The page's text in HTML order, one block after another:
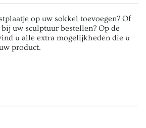
op uw sokkel toevoegen? Of
uw sculptuur bestellen? Op de
u alle extra mogelijkheden die u
product.